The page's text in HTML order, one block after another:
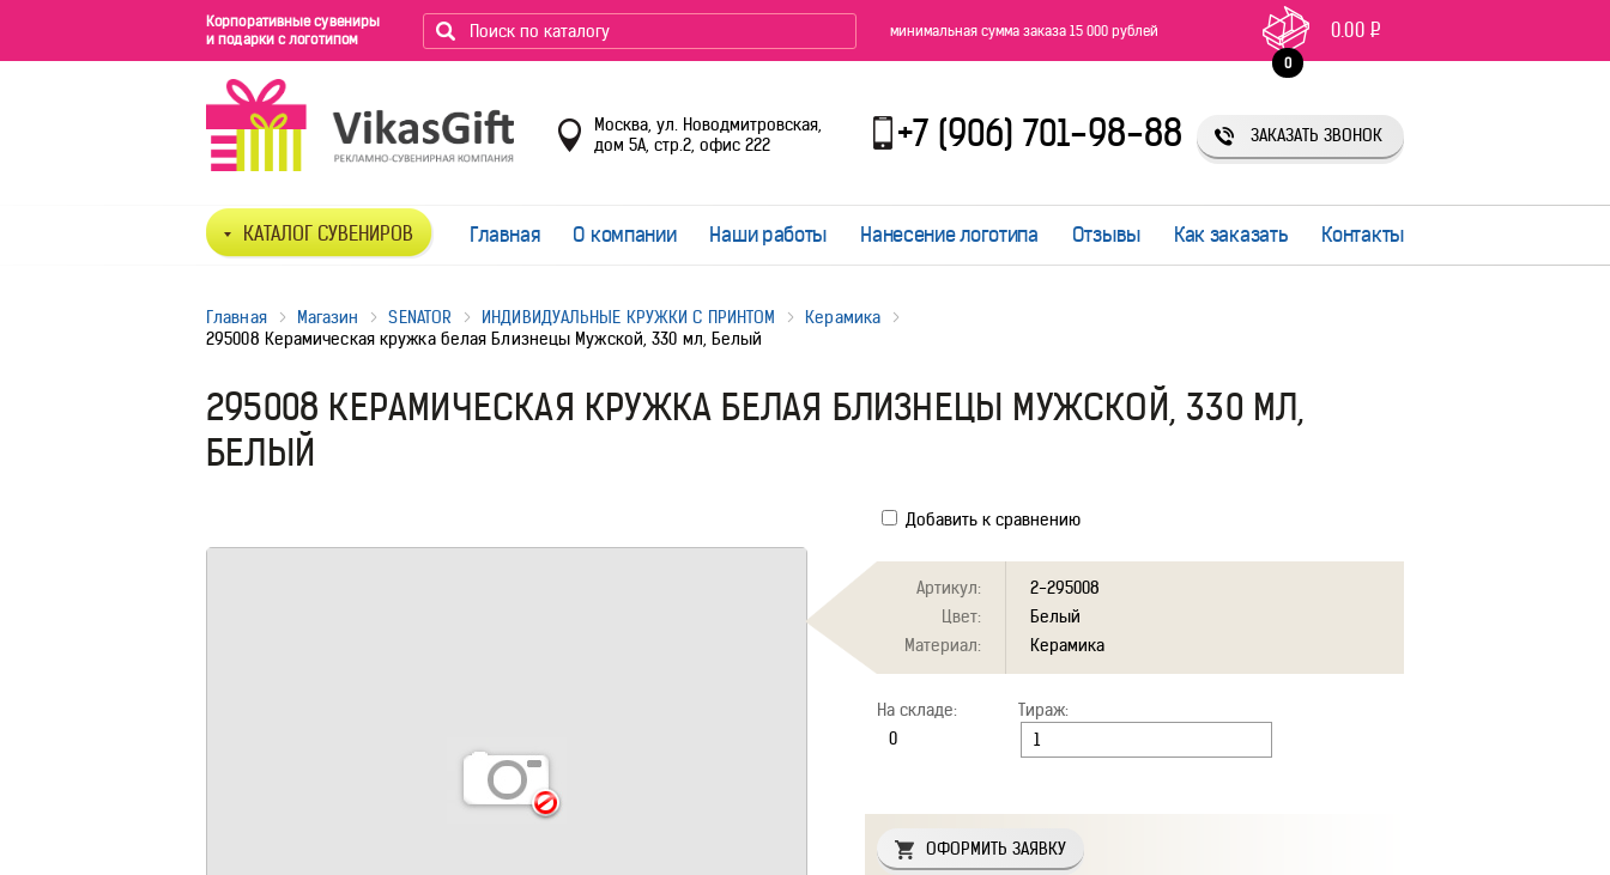
Корпоративные сувениры
и подарки с логотипом
минимальная сумма заказа 15 000 рублей
0
0.00 Р
Москва, ул. Новодмитровская,
дом 5А, стр.2, офис 222
+7 (906) 701-98-88 ЗАКАЗАТЬ ЗВОНОК
КАТАЛОГ СУВЕНИРОВ Главная О компании Наши работы Нанесение логотипа Отзывы Как заказать Контакты
Главная Магазин SENATOR ИНДИВИДУАЛЬНЫЕ КРУЖКИ С ПРИНТОМ
Керамика
295008 Керамическая кружка белая Близнецы Мужской, 330 мл, Белый
295008 КЕРАМИЧЕСКАЯ КРУЖКА БЕЛАЯ БЛИЗНЕЦЫ МУЖСКОЙ, 330 МЛ,
БЕЛЫЙ
Добавить к сравнению
Артикул:
2-295008
Цвет:
Белый
Материал:
Керамика
На складе: Тираж:
ОФОРМИТЬ ЗАЯВКУ